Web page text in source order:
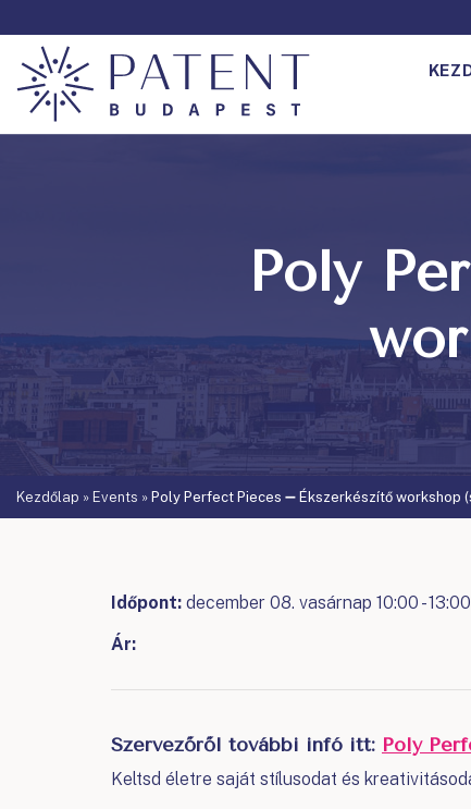
Poly
Kezdőlap » Events » Poly Perfect Pieces ➖ Ékszerkészítő workshop
Időpont: december 08. vasárnap 10:00 - 13:00
Ár:
Szervezőről további infó itt: Poly
Keltsd életre saját stílusodat és